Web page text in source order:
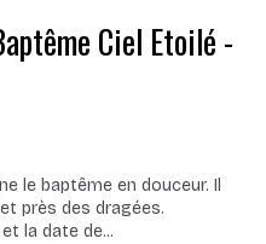
Ciel Etoilé -
le baptême en douceur. Il
près des dragées.
la date de...